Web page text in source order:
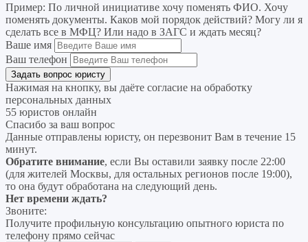
Пример: По личной инициативе хочу поменять ФИО. Хочу
поменять документы. Каков мой порядок действий? Могу ли я
сделать все в МФЦ? Или надо в ЗАГС и ждать месяц?
Ваше имя
Ваш телефон
Нажимая на кнопку, вы даёте согласие на обработку
персональных данных
55 юристов онлайн
Спасибо за ваш вопрос
Данные отправлены юристу, он перезвонит Вам в течение 15
минут.
Обратите внимание, если Вы оставили заявку после 22:00
(для жителей Москвы, для остальных регионов после 19:00),
то она будут обработана на следующий день.
Нет времени ждать?
Звоните:
Получите профильную консультацию опытного юриста по
телефону прямо сейчас